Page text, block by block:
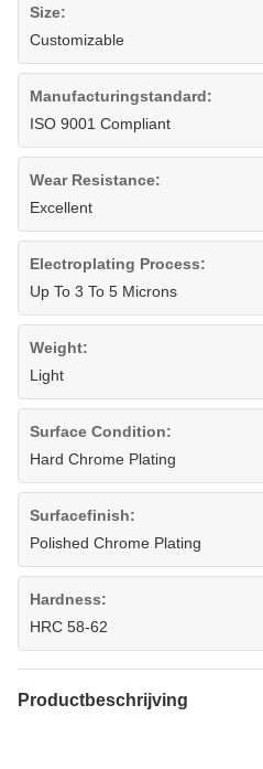
Size:
Customizable
Manufacturingstandard:
ISO 9001 Compliant
Wear Resistance:
Excellent
Electroplating Process:
Up To 3 To 5 Microns
Weight:
Light
Surface Condition:
Hard Chrome Plating
Surfacefinish:
Polished Chrome Plating
Hardness:
HRC 58-62
Productbeschrijving